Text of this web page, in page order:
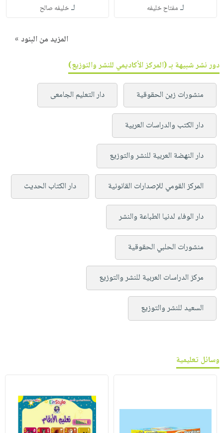
لـ مفتاح خليفه لـخليفه صالح
المزيد من البنود »
دور نشر شبيهة بـ (المركز الأكاديمي للنشر والتوزيع)
منشورات زين الحقوقية دار التعليم الجامعى
دار الكتب والدراسات العربية
دار النهضة العربية للنشر والتوزيع
المركز القومي للإصدارات القانونية دار الكتاب الحديث
دار الوفاء لدنيا الطباعة والنشر
منشورات الحلبي الحقوقية
مركز الدراسات العربية للنشر والتوزيع
السعيد للنشر والتوزيع
وسائل تعليمية